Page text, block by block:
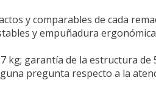
y comparables de cada
y empuñadura
kg; garantía de la estructura de
pregunta respecto a la